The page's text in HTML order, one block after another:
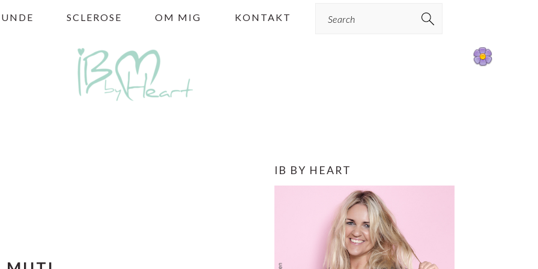
SCLEROSE OM MIG KONTAKT
PRIMÆR
IB BY HEART